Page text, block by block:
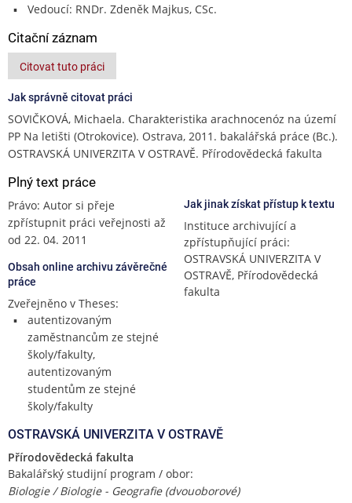
Vedoucí: RNDr. Zdeněk Majkus, CSc.
Citační záznam
Citovat tuto práci
Jak správně citovat práci
SOVIČKOVÁ, Michaela. Charakteristika arachnocenóz na území
PP Na letišti (Otrokovice). Ostrava, 2011. bakalářská práce (Bc.).
OSTRAVSKÁ UNIVERZITA V OSTRAVĚ. Přírodovědecká fakulta
Plný text práce
Právo: Autor si přeje
zpřístupnit práci veřejnosti až
od 22. 04. 2011
Obsah online archivu závěrečné
práce
Zveřejněno v Theses:
autentizovaným
zaměstnancům ze stejné
školy/fakulty,
autentizovaným
studentům ze stejné
školy/fakulty
Jak jinak získat přístup k textu
Instituce archivující a
zpřístupňující práci:
OSTRAVSKÁ UNIVERZITA V
OSTRAVĚ, Přírodovědecká
fakulta
OSTRAVSKÁ UNIVERZITA V OSTRAVĚ
Přírodovědecká fakulta
Bakalářský studijní program / obor:
Biologie / Biologie - Geografie (dvouoborové)